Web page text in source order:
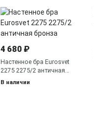
4 680 ₽
Настенное бра Eurosvet
2275 2275/2 античная
бронза
В наличии